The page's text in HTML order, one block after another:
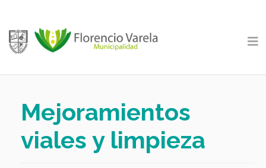
Mejoramientos
viales y limpieza